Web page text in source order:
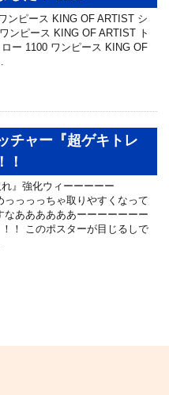
ンピース KING OF ARTIST シ
ンピース KING OF ARTIST ト
ー 1100 ワンピース KING OF
チャー『超ゲキトレ
！
』強化ウィーーーーー
っっっっちゃ取りやすくなって
なああああああーーーーーーー
！ このポスターが目じるしで